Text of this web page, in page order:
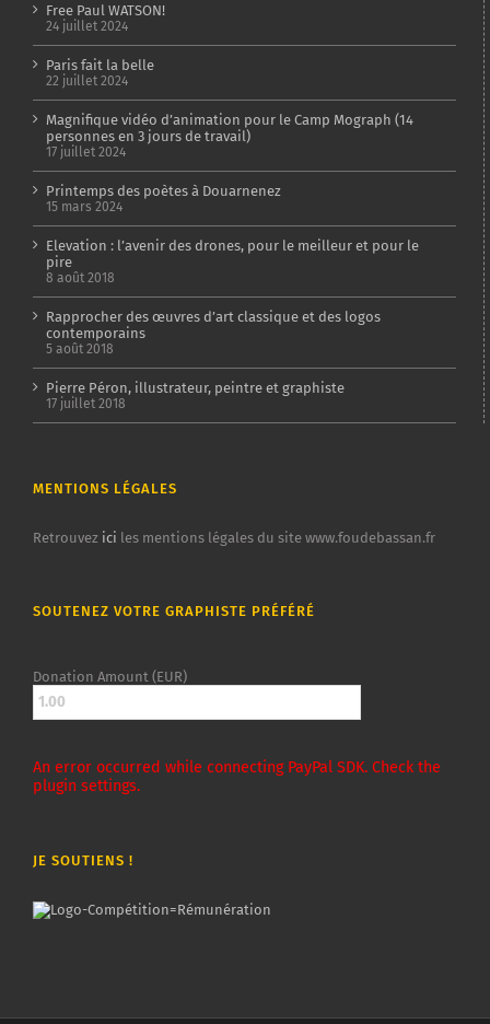
Free Paul WATSON!
24 juillet 2024
Paris fait la belle
22 juillet 2024
Magnifique vidéo d’animation pour le Camp Mograph (14
personnes en 3 jours de travail)
17 juillet 2024
Printemps des poètes à Douarnenez
15 mars 2024
Elevation : l’avenir des drones, pour le meilleur et pour le
pire
8 août 2018
Rapprocher des œuvres d’art classique et des logos
contemporains
5 août 2018
Pierre Péron, illustrateur, peintre et graphiste
17 juillet 2018
MENTIONS LÉGALES
Retrouvez ici les mentions légales du site www.foudebassan.fr
SOUTENEZ VOTRE GRAPHISTE PRÉFÉRÉ
Donation Amount (EUR)
An error occurred while connecting PayPal SDK. Check the
plugin settings.
JE SOUTIENS !